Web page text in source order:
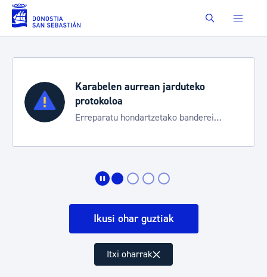
Eduki nagusira joan Buscar
Karabelen aurrean jarduteko
protokoloa
Erreparatu hondartzetako banderei
Ikusi ohar guztiak
Itxi oharrak